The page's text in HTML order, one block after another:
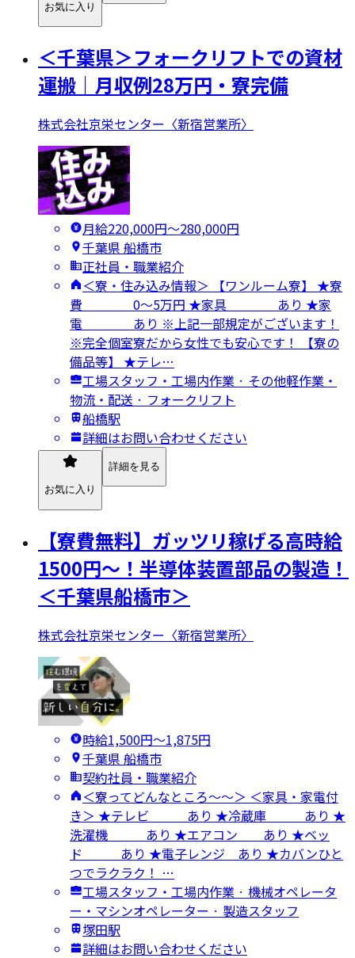
お気に入り
＜千葉県＞フォークリフトでの資材
運搬｜月収例28万円・寮完備
株式会社京栄センター〈新宿営業所〉
月給220,000円〜280,000円
千葉県 船橋市
正社員・職業紹介
＜寮・住み込み情報＞ 【ワンルーム寮】 ★寮
費 0～5万円 ★家具 あり ★家
電 あり ※上記一部規定がございます！
※完全個室寮だから女性でも安心です！ 【寮の
備品等】 ★テレ…
工場スタッフ・工場内作業 · その他軽作業・
物流・配送 · フォークリフト
船橋駅
詳細はお問い合わせください
お気に入り
詳細を見る
【寮費無料】ガッツリ稼げる高時給
1500円～！半導体装置部品の製造！
＜千葉県船橋市＞
株式会社京栄センター〈新宿営業所〉
時給1,500円〜1,875円
千葉県 船橋市
契約社員・職業紹介
＜寮ってどんなところ～～＞ ＜家具・家電付
き＞ ★テレビ あり ★冷蔵庫 あり ★
洗濯機 あり ★エアコン あり ★ベッ
ド あり ★電子レンジ あり ★カバンひと
つでラクラク！ …
工場スタッフ・工場内作業 · 機械オペレータ
ー・マシンオペレーター · 製造スタッフ
塚田駅
詳細はお問い合わせください